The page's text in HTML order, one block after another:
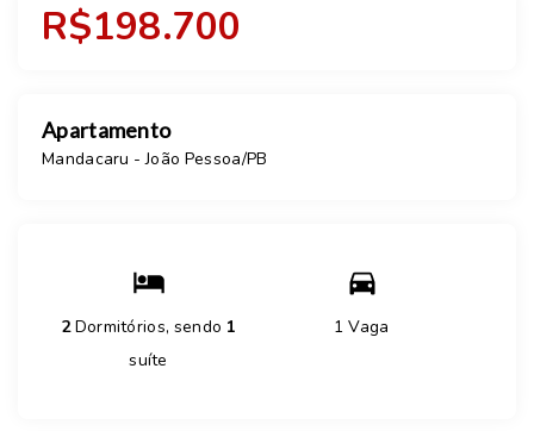
R$198.700
Apartamento
Mandacaru - João Pessoa/PB
2Dormitórios, sendo 1
suíte
1 Vaga